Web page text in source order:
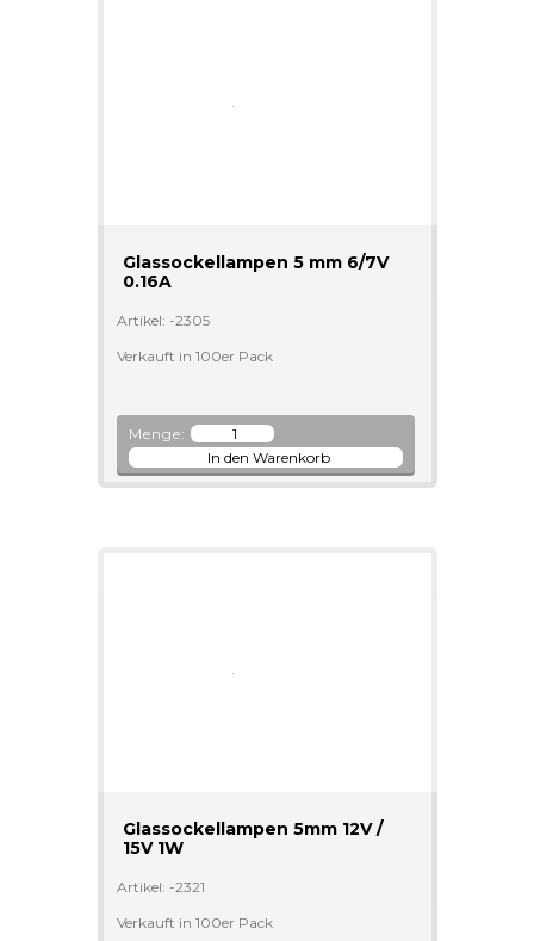
Glassockellampen 5 mm 6/7V
0.16A
Artikel: -2305
Verkauft in 100er Pack
Menge:
Glassockellampen 5mm 12V /
15V 1W
Artikel: -2321
Verkauft in 100er Pack